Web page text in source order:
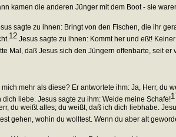
kamen die anderen Jünger mit dem Boot - sie
sagte zu ihnen: Bringt von den Fischen, die ihr
12 Jesus sagte zu ihnen: Kommt her und eßt!
Mal, daß Jesus sich den Jüngern offenbarte, seit er
mehr als diese? Er antwortete ihm: Ja, Herr, du
liebe. Jesus sagte zu ihm: Weide meine Schafe!
du weißt alles; du weißt, daß ich dich liebhabe.
gehen, wohin du wolltest. Wenn du aber alt